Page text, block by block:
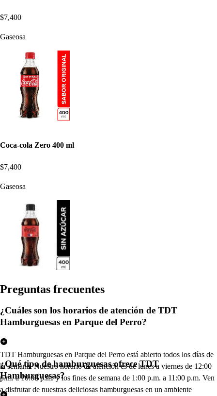
$7,400
Gaseosa
Coca-cola Zero 400 ml
$7,400
Gaseosa
Preguntas frecuentes
¿Cuáles son los horarios de atención de TDT
Hamburguesas en Parque del Perro?
TDT Hamburguesas en Parque del Perro está abierto todos los días de
la semana. Nuestro horario de atención es de lunes a viernes de 12:00
p.m. a 10:00 p.m. y los fines de semana de 1:00 p.m. a 11:00 p.m. Ven
a disfrutar de nuestras deliciosas hamburguesas en un ambiente
¿Qué tipo de hamburguesas ofrece TDT
Hamburguesas?